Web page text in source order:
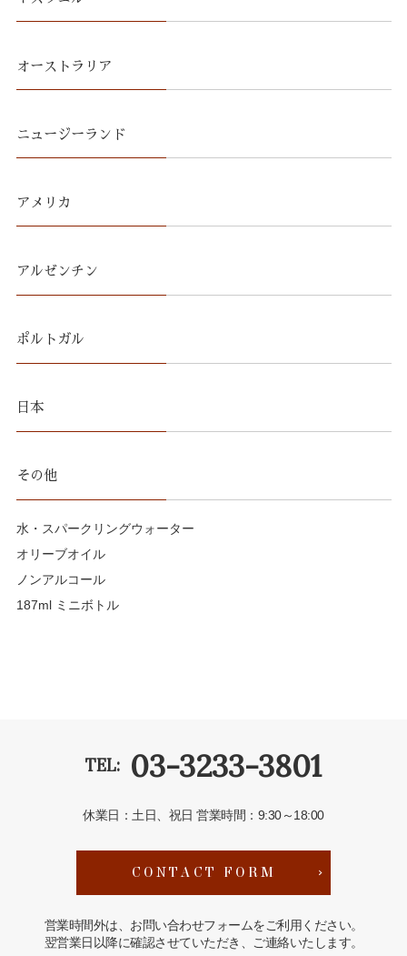
オーストラリア
ニュージーランド
アメリカ
アルゼンチン
ポルトガル
日本
その他
水・スパークリングウォーター
オリーブオイル
ノンアルコール
187ml ミニボトル
TEL: 03-3233-3801
休業日：土日、祝日営業時間：9:30～18:00
CONTACT FORM
営業時間外は、お問い合わせフォームをご利用ください。
翌営業日以降に確認させていただき、ご連絡いたします。